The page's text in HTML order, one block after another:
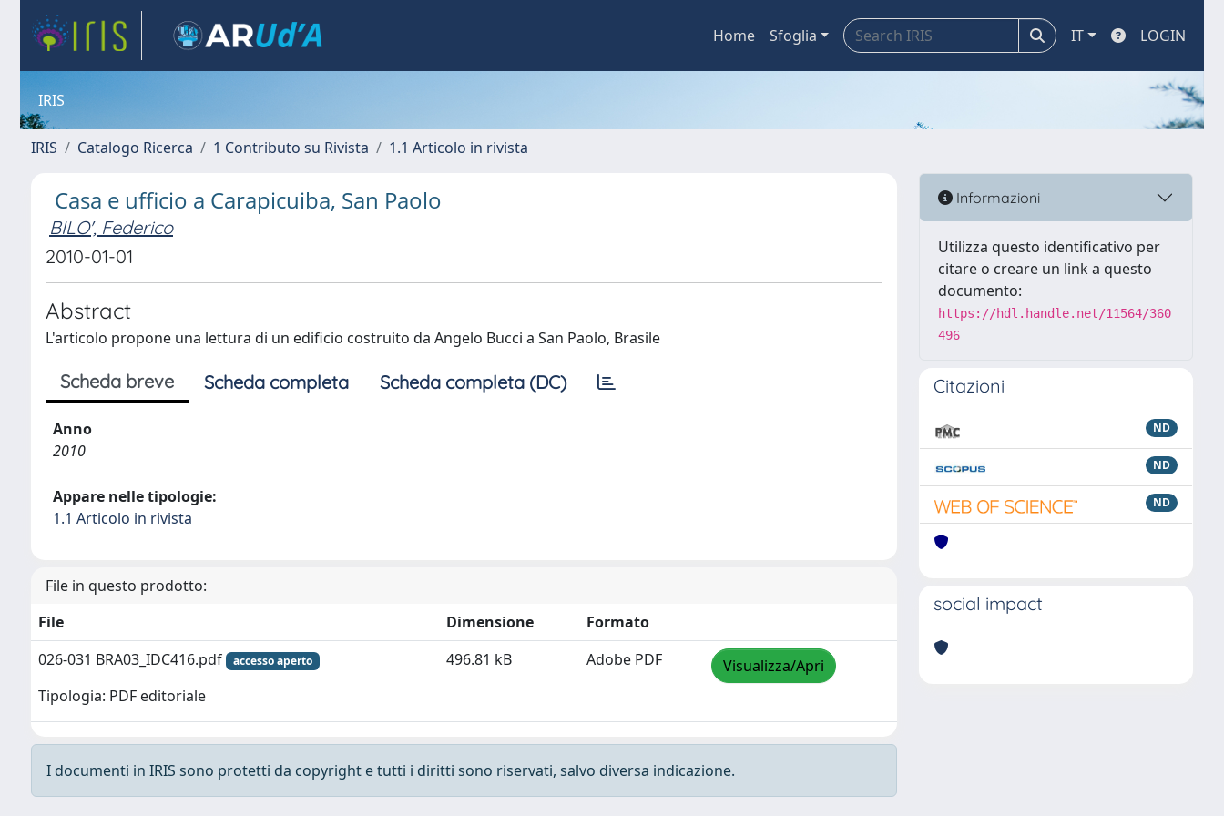
Home Sfoglia IT LOGIN
IRIS
IRIS Catalogo Ricerca 1 Contributo su Rivista 1.1 Articolo in rivista
Casa e ufficio a Carapicuiba, San Paolo
BILO', Federico
2010-01-01
Abstract
L'articolo propone una lettura di un edificio costruito da Angelo Bucci a San Paolo, Brasile
Scheda breve Scheda completa Scheda completa (DC)
Anno
2010
Appare nelle tipologie:
1.1 Articolo in rivista
File in questo prodotto:
File
Dimensione
Formato
026-031 BRA03_IDC416.pdf
accesso aperto
Tipologia: PDF editoriale
496.81 kB Adobe PDF Visualizza/Apri
I documenti in IRIS sono protetti da copyright e tutti i diritti sono riservati, salvo diversa indicazione.
Informazioni
Utilizza questo identificativo per
citare o creare un link a questo
documento:
https://hdl.handle.net/11564/360
496
Citazioni
ND
ND
ND
social impact